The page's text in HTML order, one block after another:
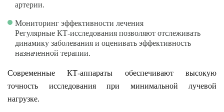
артерии.
Мониторинг эффективности лечения
Регулярные КТ-исследования позволяют отслеживать
динамику заболевания и оценивать эффективность
назначенной терапии.
Современные КТ-аппараты обеспечивают высокую
точность исследования при минимальной лучевой
нагрузке.